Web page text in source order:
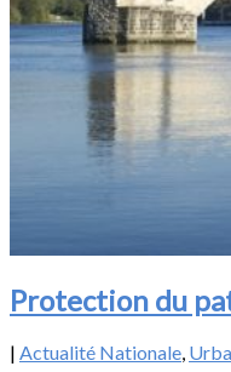
Protection du
| Actualité Nationale